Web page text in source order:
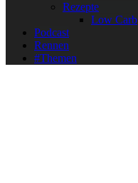
Rezepte
Low Carb
Podcast
Rennen
#Themen